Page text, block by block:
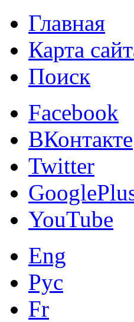
Главная
Карта
Поиск
Facebook
ВКонтакте
Twitter
YouTube
Eng
Рус
Fr